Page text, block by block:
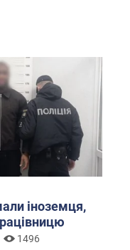
іноземця,
1496